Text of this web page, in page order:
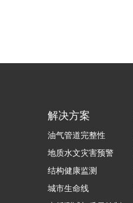
解决方案
油气管道完整性
地质水文灾害预警
结构健康监测
城市生命线